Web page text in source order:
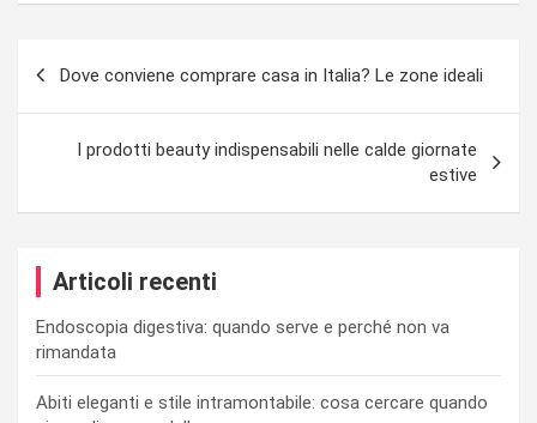
Dove conviene comprare casa in Italia? Le zone ideali
I prodotti beauty indispensabili nelle calde giornate
estive
Articoli recenti
Endoscopia digestiva: quando serve e perché non va
rimandata
Abiti eleganti e stile intramontabile: cosa cercare quando